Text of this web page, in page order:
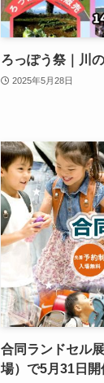
ろっぽう祭｜川
2025年5月28日
合同ランドセル
場）で5月31日開